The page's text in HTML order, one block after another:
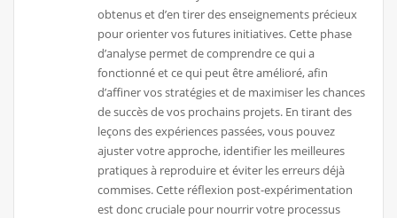
obtenus et d’en tirer des enseignements précieux
pour orienter vos futures initiatives. Cette phase
d’analyse permet de comprendre ce qui a
fonctionné et ce qui peut être amélioré, afin
d’affiner vos stratégies et de maximiser les chances
de succès de vos prochains projets. En tirant des
leçons des expériences passées, vous pouvez
ajuster votre approche, identifier les meilleures
pratiques à reproduire et éviter les erreurs déjà
commises. Cette réflexion post-expérimentation
est donc cruciale pour nourrir votre processus